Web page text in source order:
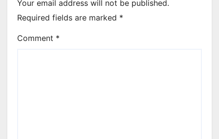
Your email address will not be published.
Required fields are marked *
Comment *